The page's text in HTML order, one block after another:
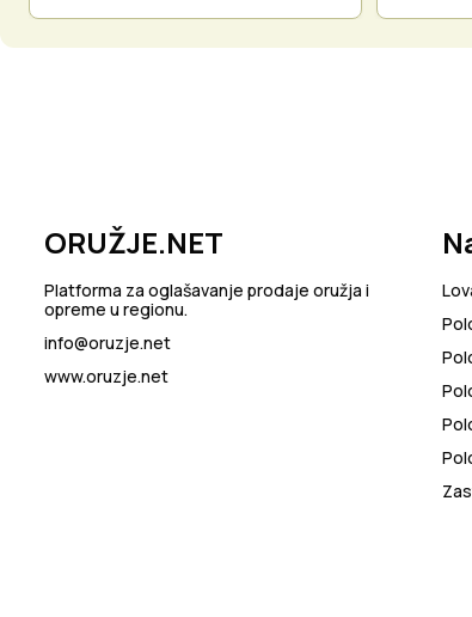
ORUŽJE.NET
Platforma za oglašavanje prodaje oružja i
opreme u regionu.
info@oruzje.net
www.oruzje.net